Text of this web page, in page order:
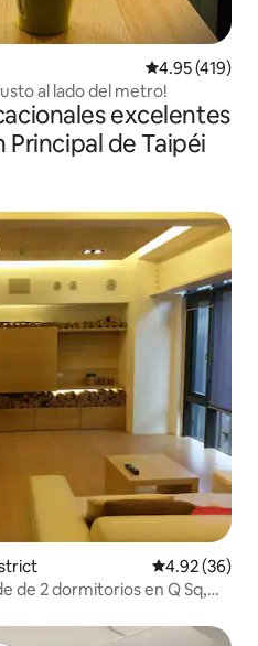
Calificación
4.95 (419)
al lado del metro!
excelentes
Principal de Taipéi
Calificación
4.92 (36)
de 2 dormitorios en Q Sq,